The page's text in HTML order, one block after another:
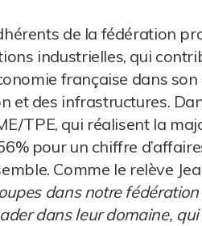
de la fédération
industrielles, qui
française dans
et des infrastructures.
TPE, qui réalisent la
pour un chiffre
Comme le relève
dans notre
dans leur domaine,